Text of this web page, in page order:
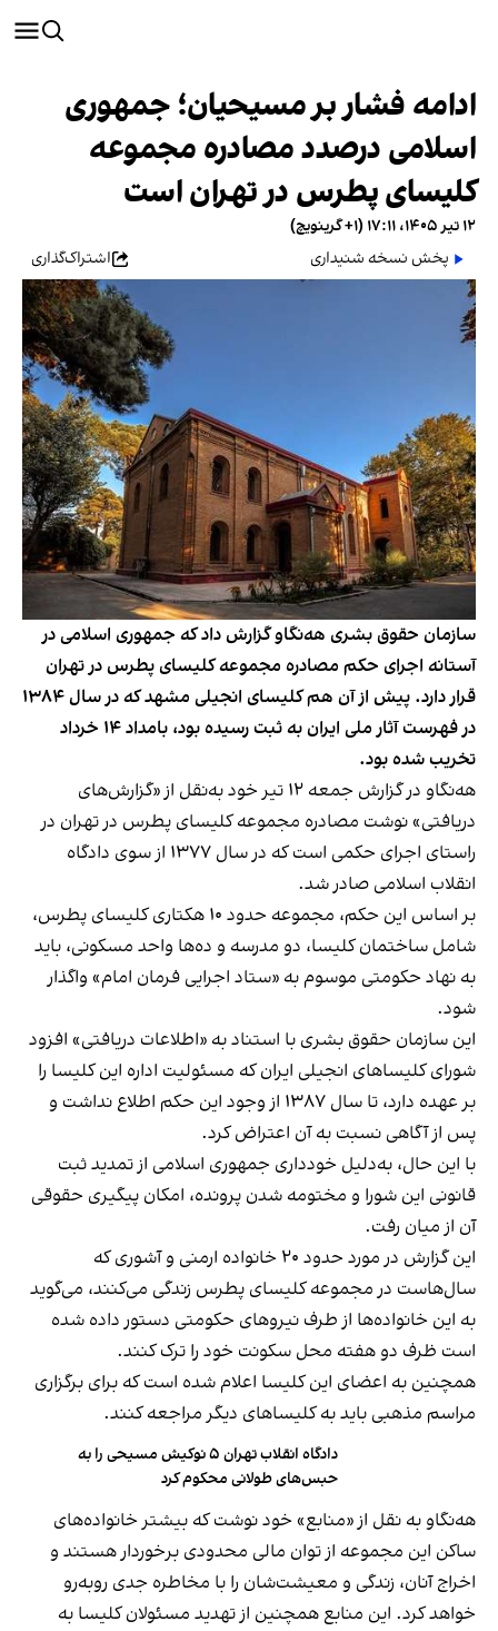
ادامه فشار بر مسیحیان؛ جمهوری
اسلامی درصدد مصادره مجموعه
کلیسای پطرس در تهران است
۱۲ تیر ۱۴۰۵، ۱۷:۱۱ (‎+۱ گرینویچ)
پخش نسخه شنیداری
اشتراک‌گذاری
سازمان حقوق بشری هه‌نگاو گزارش داد که جمهوری اسلامی در
آستانه اجرای حکم مصادره مجموعه کلیسای پطرس در تهران
قرار دارد. پیش از آن هم کلیسای انجیلی مشهد که در سال ۱۳۸۴
در فهرست آثار ملی ایران به ثبت رسیده بود، بامداد ۱۴ خرداد
تخریب شده بود.
هه‌نگاو در گزارش جمعه ۱۲ تیر خود به‌نقل از «گزارش‌های
دریافتی» نوشت مصادره مجموعه کلیسای پطرس در تهران در
راستای اجرای حکمی است که در سال ۱۳۷۷ از سوی دادگاه
انقلاب اسلامی صادر شد.
بر اساس این حکم، مجموعه حدود ۱۰ هکتاری کلیسای پطرس،
شامل ساختمان کلیسا، دو مدرسه و ده‌ها واحد مسکونی، باید
به نهاد حکومتی موسوم به «ستاد اجرایی فرمان امام» واگذار
شود.
این سازمان حقوق بشری با استناد به «اطلاعات دریافتی» افزود
شورای کلیساهای انجیلی ایران که مسئولیت اداره این کلیسا را
بر عهده دارد، تا سال ۱۳۸۷ از وجود این حکم اطلاع نداشت و
پس از آگاهی نسبت به آن اعتراض کرد.
با این حال، به‌دلیل خودداری جمهوری اسلامی از تمدید ثبت
قانونی این شورا و مختومه شدن پرونده، امکان پیگیری حقوقی
آن از میان رفت.
این گزارش در مورد حدود ۲۰ خانواده ارمنی و آشوری که
سال‌هاست در مجموعه کلیسای پطرس زندگی می‌کنند، می‌گوید
به این خانواده‌ها از طرف نیروهای حکومتی دستور داده شده
است ظرف دو هفته محل سکونت خود را ترک کنند.
همچنین به اعضای این کلیسا اعلام شده است که برای برگزاری
مراسم مذهبی باید به کلیساهای دیگر مراجعه کنند.
دادگاه انقلاب تهران ۵ نوکیش مسیحی را به
حبس‌های طولانی محکوم کرد
هه‌نگاو به نقل از «منابع» خود نوشت که بیشتر خانواده‌های
ساکن این مجموعه از توان مالی محدودی برخوردار هستند و
اخراج آنان، زندگی و معیشت‌شان را با مخاطره جدی روبه‌رو
خواهد کرد. این منابع همچنین از تهدید مسئولان کلیسا به